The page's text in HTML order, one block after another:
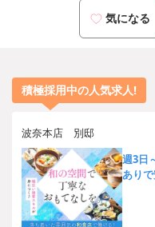
気になる
積極採用中の人気求人!
波奈本店 別邸
週3日
あり